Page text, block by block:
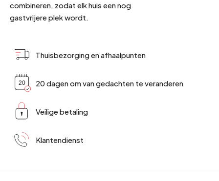
combineren, zodat elk huis een nog
gastvrijere plek wordt.
Thuisbezorging en afhaalpunten
20 dagen om van gedachten te veranderen
Veilige betaling
Klantendienst